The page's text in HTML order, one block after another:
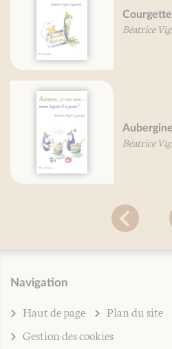
Béatrice
Béatrice
Navigation
Haut de page Plan du site
Gestion des cookies